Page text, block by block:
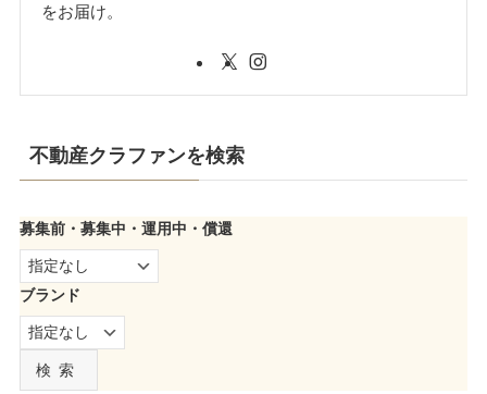
をお届け。
不動産クラファンを検索
募集前・募集中・運用中・償還
ブランド
検索